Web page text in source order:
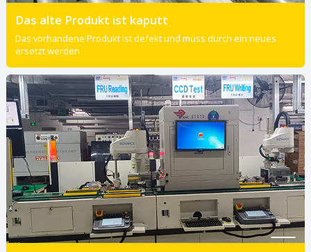
Das alte Produkt ist kaputt
Das vorhandene Produkt ist defekt und muss durch ein neues
ersetzt werden